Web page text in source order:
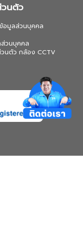
วนตัว
อมูลส่วนบุคคล
วนบุคคล
วนตัว กล้อง CCTV